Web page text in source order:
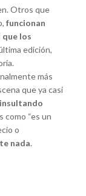
Otros que
funcionan
que los
edición,
más
que ya casi
como “es un
o
nada.